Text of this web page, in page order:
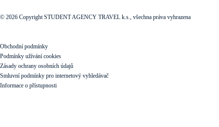
© 2026 Copyright STUDENT AGENCY TRAVEL k.s., všechna práva vyhrazena
Obchodní podmínky
Podmínky užívání cookies
Zásady ochrany osobních údajů
Smluvní podmínky pro internetový vyhledávač
Informace o přístupnosti